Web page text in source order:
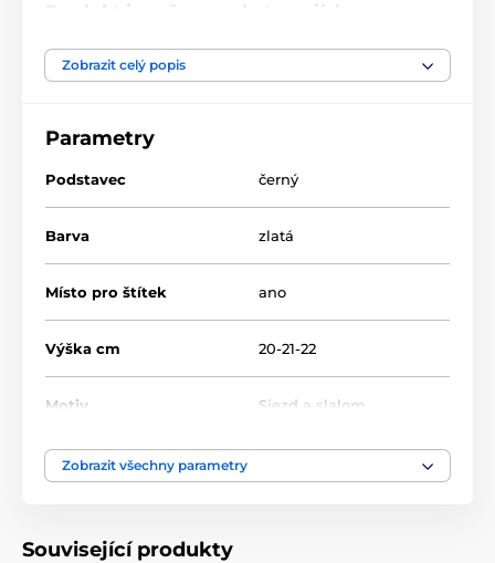
Produkt je zařazen v kategoriích
Sjezd, slalom
Akrylátové trofeje
Zobrazit celý popis
Parametry
Podstavec černý
Barva zlatá
Místo pro štítek ano
Výška cm 20-21-22
Motiv Sjezd a slalom
Typ ocenění
Zobrazit všechny parametry
Související produkty